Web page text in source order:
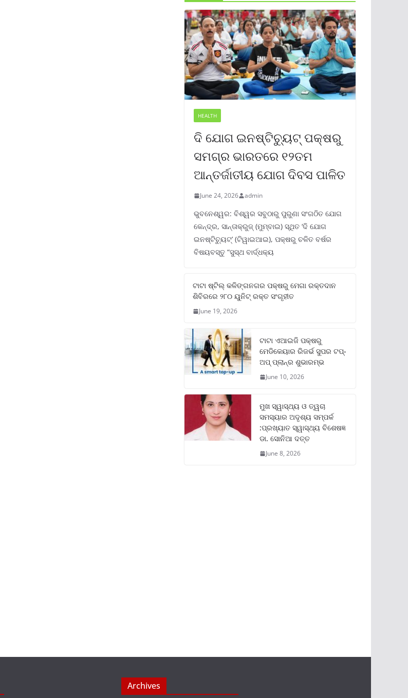
HEALTH
ଦି ଯୋଗ ଇନଷ୍ଟିଚ୍ୟୁଟ୍ ପକ୍ଷରୁ
ସମଗ୍ର ଭାରତରେ ୧୨ତମ
ଆନ୍ତର୍ଜାତୀୟ ଯୋଗ ଦିବସ ପାଳିତ
June 24, 2026 admin
ଭୁବନେଶ୍ୱର: ବିଶ୍ୱର ସବୁଠାରୁ ପୁରୁଣା ସଂଗଠିତ ଯୋଗ
କେନ୍ଦ୍ର, ସାନ୍ତାକ୍ରୁଜ୍ (ମୁମ୍ବାଇ) ସ୍ଥିତ ‘ଦି ଯୋଗ
ଇନଷ୍ଟିଚ୍ୟୁଟ୍‌’ (ଟିୱାଇଆଇ), ପକ୍ଷରୁ ଚଳିତ ବର୍ଷର
ବିଷୟବସ୍ତୁ “ସୁସ୍ଥ ବାର୍ଦ୍ଧକ୍ୟ
ଟାଟା ଷ୍ଟିଲ୍‌ କଳିଙ୍ଗନଗର ପକ୍ଷରୁ ମେଗା ରକ୍ତଦାନ
ଶିବିରରେ ୨୮୦ ୟୁନିଟ୍‌ ରକ୍ତ ସଂଗୃହୀତ
June 19, 2026
ଟାଟା ଏଆଇଜି ପକ୍ଷରୁ
ମେଡିକେୟାର ରିଜର୍ଭ ସୁପର ଟପ୍‌-
ଅପ୍ ପ୍ଲାନ୍‌ର ଶୁଭାରମ୍ଭ
June 10, 2026
ମୁଖ ସ୍ୱାସ୍ଥ୍ୟ ଓ ତ୍ୱଚା
ସମସ୍ୟାର ଅଦୃଶ୍ୟ ସମ୍ପର୍କ
:ପ୍ରଖ୍ୟାତ ସ୍ୱାସ୍ଥ୍ୟ ବିଶେଷଜ୍ଞ
ଡା. ସୋନିଆ ଦତ୍ତ
June 8, 2026
Archives